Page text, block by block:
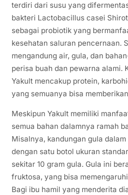
terdiri dari susu yang
bakteri Lactobacillus casei
sebagai probiotik yang
kesehatan saluran pencernaan.
mengandung air, gula, dan
perisa buah dan pewarna alami.
Yakult mencakup protein,
yang semuanya bisa
Meskipun Yakult memiliki
semua bahan dalamnya ramah
Misalnya, kandungan gula
dengan satu botol ukuran
sekitar 10 gram gula. Gula ini
fruktosa, yang bisa
Bagi ibu hamil yang menderita